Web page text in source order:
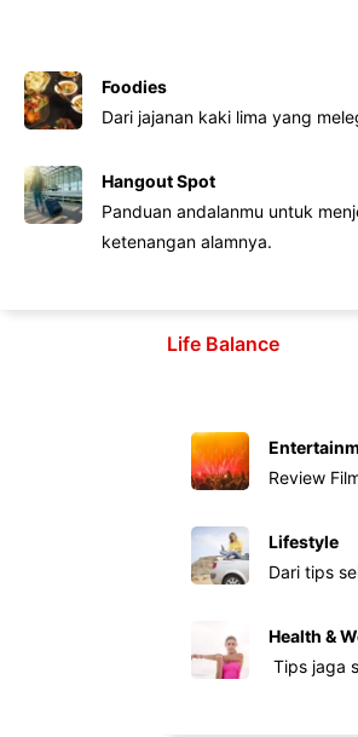
Foodies
Dari jajanan kaki lima yang
Hangout Spot
Panduan andalanmu untuk
ketenangan alamnya.
Life Balance
Review
Lifestyle
Dari tips
Health &
Tips jaga